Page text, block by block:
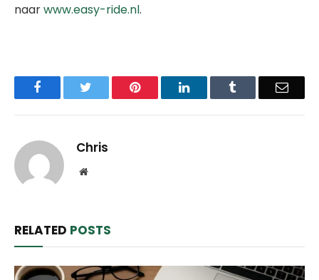
naarwww.easy-ride.nl.
Facebook Pinterest LinkedIn Email
Chris
Website
RELATED POSTS